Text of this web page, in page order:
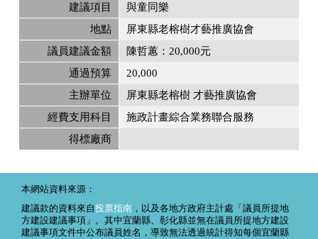
建議項目
與童同樂
地點
屏東縣老榕樹才藝推廣協會
議員建議金額
陳哲蕙：20,000元
通過預算
20,000
主辦單位
屏東縣老榕樹 才藝推廣協會
經費支用科目
施政計畫綜合業務聯合服務
得標廠商
本網站資料來源：
建議款的資料來自投票指南 ，以及各地方政府主計處「議員所提地
方建設建議事項」。其中宜蘭縣、彰化縣並無在議員所提地方建設
建議事項文件中公布議員姓名，導致無法透過統計得知每個宜蘭縣